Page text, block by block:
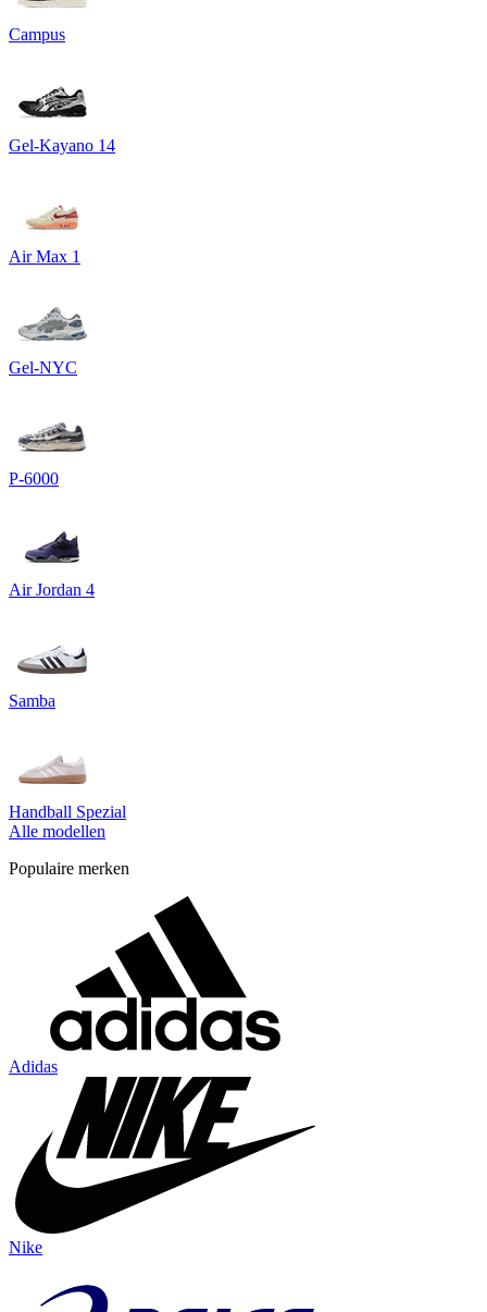
Campus
Gel-Kayano 14
Air Max 1
Gel-NYC
P-6000
Air Jordan 4
Samba
Handball Spezial
Alle modellen
Populaire merken
Adidas
Nike